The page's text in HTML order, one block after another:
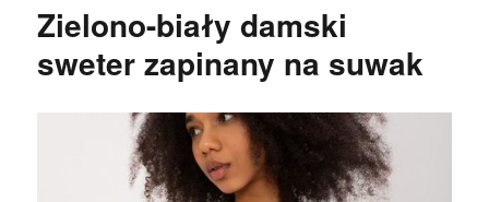
Zielono-biały damski
sweter zapinany na suwak